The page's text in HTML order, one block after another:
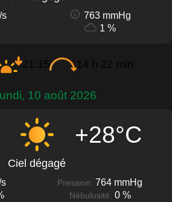
s
763 mmHg
1 %
21:15 14 h 22 min
10 août 2026
+28°C
Ciel dégagé
Pression: 764 mmHg
Nébulosité: 0 %